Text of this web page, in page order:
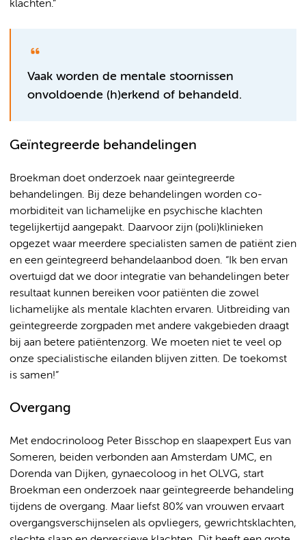
klachten.”
Vaak worden de mentale stoornissen
onvoldoende (h)erkend of behandeld.
Geïntegreerde behandelingen
Broekman doet onderzoek naar geïntegreerde
behandelingen. Bij deze behandelingen worden co-
morbiditeit van lichamelijke en psychische klachten
tegelijkertijd aangepakt. Daarvoor zijn (poli)klinieken
opgezet waar meerdere specialisten samen de patiënt zien
en een geïntegreerd behandelaanbod doen. “Ik ben ervan
overtuigd dat we door integratie van behandelingen beter
resultaat kunnen bereiken voor patiënten die zowel
lichamelijke als mentale klachten ervaren. Uitbreiding van
geïntegreerde zorgpaden met andere vakgebieden draagt
bij aan betere patiëntenzorg. We moeten niet te veel op
onze specialistische eilanden blijven zitten. De toekomst
is samen!”
Overgang
Met endocrinoloog Peter Bisschop en slaapexpert Eus van
Someren, beiden verbonden aan Amsterdam UMC, en
Dorenda van Dijken, gynaecoloog in het OLVG, start
Broekman een onderzoek naar geïntegreerde behandeling
tijdens de overgang. Maar liefst 80% van vrouwen ervaart
overgangsverschijnselen als opvliegers, gewrichtsklachten,